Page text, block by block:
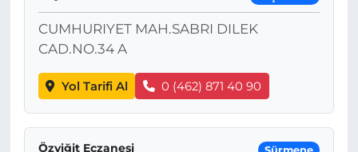
CUMHURIYET MAH.SABRI DILEK
CAD.NO.34 A
Yol Tarifi Al 0 (462) 871 40 90
Özyiğit Eczanesi Sürmene